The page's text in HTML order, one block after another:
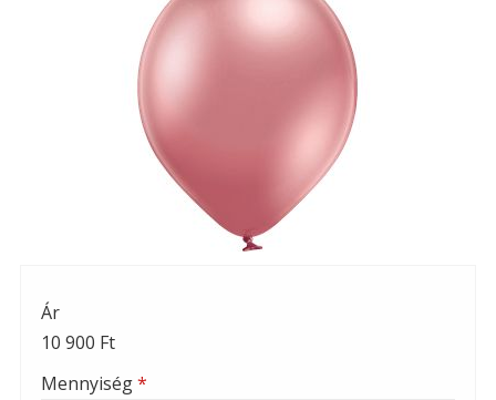
Ár
10 900 Ft
Mennyiség*